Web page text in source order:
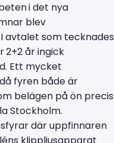
i det nya
blev
avtalet som tecknades
2+2 år ingick
Ett mycket
fyren både är
belägen på ön precis
Stockholm.
där uppfinnaren